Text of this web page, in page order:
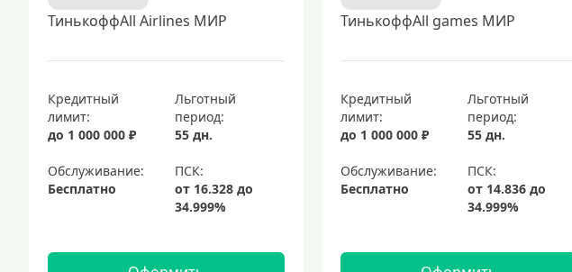
ТинькоффAll Airlines МИР
Кредитный
лимит:
до 1 000 000 ₽
Льготный
период:
55 дн.
Обслуживание:
Бесплатно
ТинькоффAll games МИР
Кредитный
лимит:
до 1 000 000 ₽
Льготный
период:
55 дн.
Обслуживание:
Бесплатно